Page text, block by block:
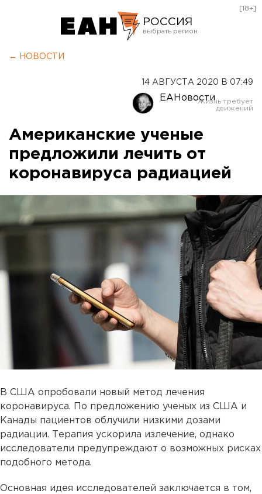
РОССИЯ
Оренбург
[18+]
← НОВОСТИ
14 АВГУСТА 2020 В 07:49
ЕАНовости
Американские ученые
предложили лечить от
коронавируса радиацией
В США опробовали новый метод лечения
коронавируса. По предложению ученых из США и
Канады пациентов облучили низкими дозами
радиации. Терапия ускорила излечение, однако
исследователи предупреждают о возможных рисках
подобного метода.
Основная идея исследователей заключается в том,